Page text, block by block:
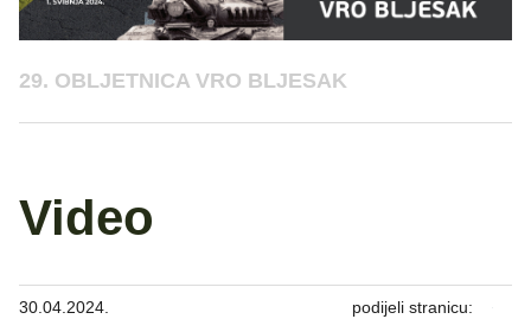
29. OBLJETNICA VRO BLJESAK
Video
30.04.2024. podijeli stranicu: